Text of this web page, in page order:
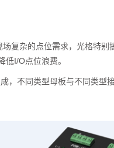
复杂的点位需求，光格特别
I/O点位浪费。
，不同类型母板与不同类型